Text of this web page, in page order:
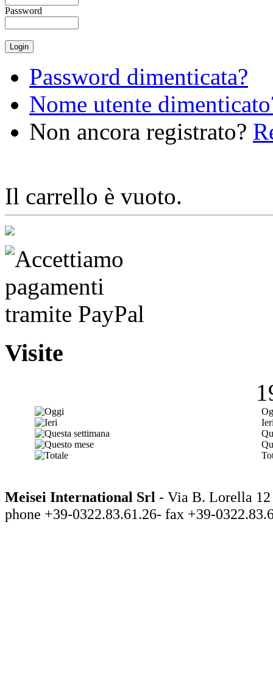
Password
Password dimenticata?
Nome utente
Non ancora registrato?
Il carrello è vuoto.
Visite
Meisei International Srl - Via B. Lorella
phone +39-0322.83.61.26- fax +39-